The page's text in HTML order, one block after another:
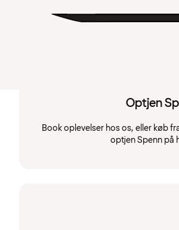
Optjen
Book oplevelser hos os, eller køb
optjen Spenn på